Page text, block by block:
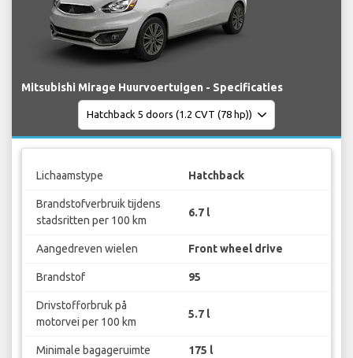
Mitsubishi Mirage Huurvoertuigen - Specificaties
Lichaamstype Hatchback
Brandstofverbruik tijdens
stadsritten per 100 km
6.7 l
Aangedreven wielen Front wheel drive
Brandstof 95
Drivstofforbruk på
motorvei per 100 km
5.7 l
Minimale bagageruimte 175 l